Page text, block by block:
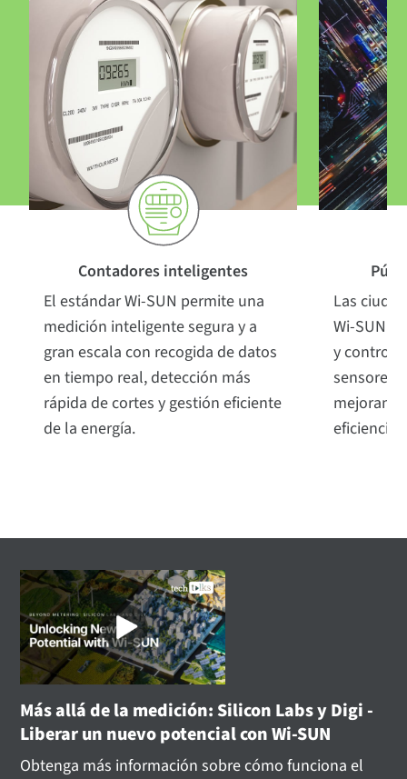
Contadores inteligentes
El estándar Wi-SUN permite una
medición inteligente segura y a
gran escala con recogida de datos
en tiempo real, detección más
rápida de cortes y gestión eficiente
de la energía.
Las
Wi-SUN
y
sensores
eficiencia
Más allá de la medición: Silicon Labs y Digi -
Liberar un nuevo potencial con Wi-SUN
Obtenga más información sobre cómo funciona el